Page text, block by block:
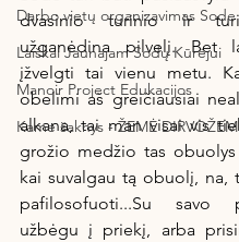
Darbo vietų organizavimas Sode
Laiškai Jaunajam Sodų Kūrėjui
Manoir Project Edukacijos
Kame šaknys - ŽEMĖ
dvasinio turinio ir
užganėdina pilvelį. Bet
įžvelgti tai vienu metu.
obelimi aš greičiausiai
alkana, tai man visai vis
grožio medžio tas
kai suvalgau tą obuolį, na,
pafilosofuoti...Su savo
užbėgu į priekį, arba